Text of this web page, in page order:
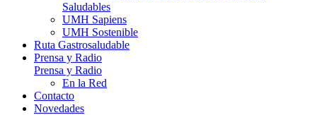
Saludables
UMH Sapiens
UMH Sostenible
Ruta Gastrosaludable
Prensa y Radio
Prensa y Radio
En la Red
Contacto
Novedades